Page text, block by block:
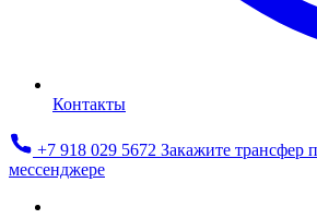
Контакты
+7 918 029 5672 Закажите трансфер
мессенджере